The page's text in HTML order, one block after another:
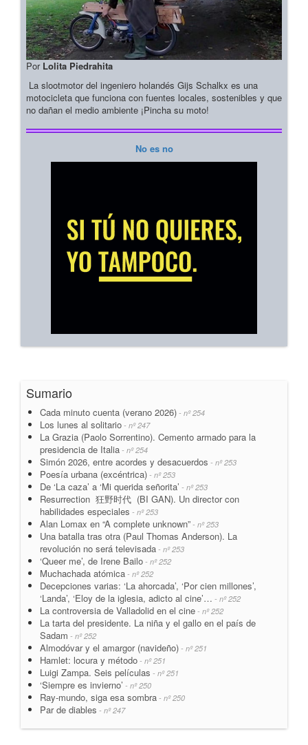
Por Lolita Piedrahita
La slootmotor del ingeniero holandés Gijs Schalkx es una
motocicleta que funciona con fuentes locales, sostenibles y que
no dañan el medio ambiente ¡Pincha su moto!
No es no
Sumario
Cada minuto cuenta (verano 2026) - nº 254
Los lunes al solitario - nº 247
La Grazia (Paolo Sorrentino). Cemento armado para la
presidencia de Italia - nº 254
Simón 2026, entre acordes y desacuerdos - nº 253
Poesía urbana (excéntrica) - nº 253
De ‘La caza’ a ‘Mi querida señorita’ - nº 253
Resurrection 狂野时代 (BI GAN). Un director con
habilidades especiales - nº 253
Alan Lomax en “A complete unknown” - nº 253
Una batalla tras otra (Paul Thomas Anderson). La
revolución no será televisada - nº 253
‘Queer me’, de Irene Bailo - nº 252
Muchachada atómica - nº 252
Decepciones varias: ‘La ahorcada’, ‘Por cien millones’,
‘Landa’, ‘Eloy de la iglesia, adicto al cine’… - nº 252
La controversia de Valladolid en el cine - nº 252
La tarta del presidente. La niña y el gallo en el país de
Sadam - nº 252
Almodóvar y el amargor (navideño) - nº 251
Hamlet: locura y método - nº 251
Luigi Zampa. Seis películas - nº 251
‘Siempre es invierno’ - nº 250
Ray-mundo, siga esa sombra - nº 250
Par de diables - nº 247